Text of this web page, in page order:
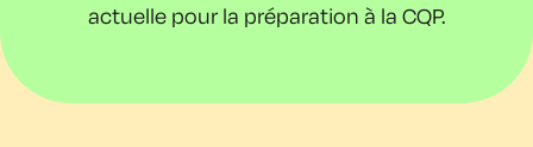
actuelle pour la préparation à la CQP.